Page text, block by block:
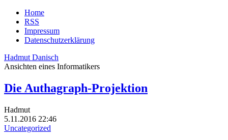
Home
RSS
Impressum
Datenschutzerklärung
Hadmut Danisch
Ansichten eines Informatikers
Die Authagraph-Projektion
Hadmut
5.11.2016 22:46
Uncategorized